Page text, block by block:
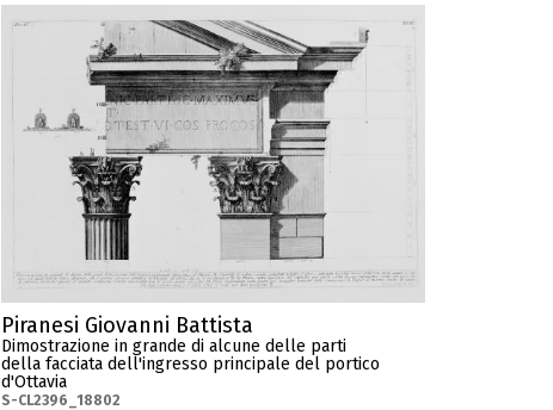
Piranesi Giovanni Battista
Dimostrazione in grande di alcune delle parti
della facciata dell'ingresso principale del portico
d'Ottavia
S-CL2396_18802